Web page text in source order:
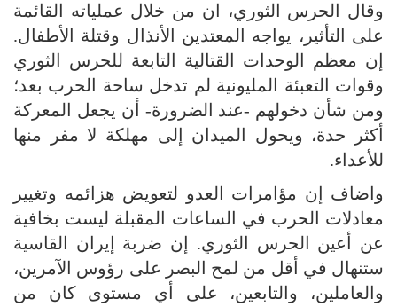
وقال الحرس الثوري، ان من خلال عملياته القائمة
على التأثير، يواجه المعتدين الأنذال وقتلة الأطفال.
إن معظم الوحدات القتالية التابعة للحرس الثوري
وقوات التعبئة المليونية لم تدخل ساحة الحرب بعد؛
ومن شأن دخولهم -عند الضرورة- أن يجعل المعركة
أكثر حدة، ويحول الميدان إلى مهلكة لا مفر منها
للأعداء.
واضاف إن مؤامرات العدو لتعويض هزائمه وتغيير
معادلات الحرب في الساعات المقبلة ليست بخافية
عن أعين الحرس الثوري. إن ضربة إيران القاسية
ستنهال في أقل من لمح البصر على رؤوس الآمرين،
والعاملين، والتابعين، على أي مستوى كان من